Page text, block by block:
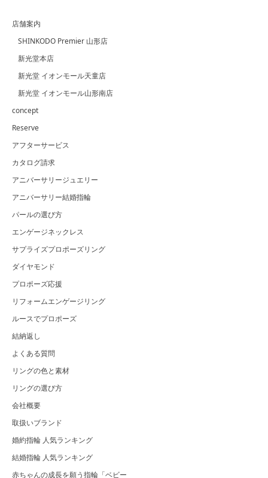
店舗案内
SHINKODO Premier 山形店
新光堂本店
新光堂 イオンモール天童店
新光堂 イオンモール山形南店
concept
Reserve
アフターサービス
カタログ請求
アニバーサリージュエリー
アニバーサリー結婚指輪
パールの選び方
エンゲージネックレス
サプライズプロポーズリング
ダイヤモンド
プロポーズ応援
リフォームエンゲージリング
ルースでプロポーズ
結納返し
よくある質問
リングの色と素材
リングの選び方
会社概要
取扱いブランド
婚約指輪 人気ランキング
結婚指輪 人気ランキング
赤ちゃんの成長を願う指輪「ベビー